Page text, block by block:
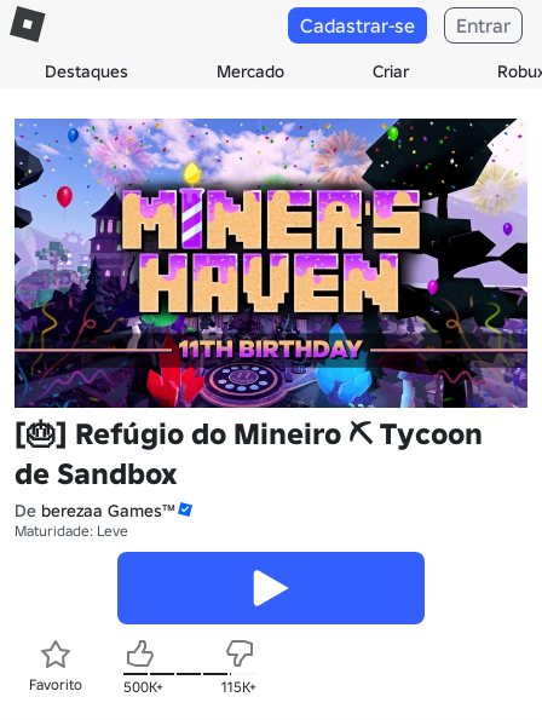
Destaques Mercado Criar
Cadastrar-se Entrar
[🎂] Refúgio do Mineiro ⛏️ Tycoon
de Sandbox
De berezaa Games™
Maturidade: Leve
Favorito 500K+ 115K+